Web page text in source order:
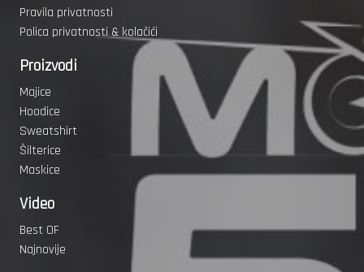
Pravila privatnosti
Polica privatnosti & kolačići
Proizvodi
Majice
Hoodice
Sweatshirt
Šilterice
Maskice
Video
Best OF
Najnovije